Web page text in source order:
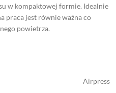
w kompaktowej formie. Idealnie
praca jest równie ważna co
powietrza.
Airpress